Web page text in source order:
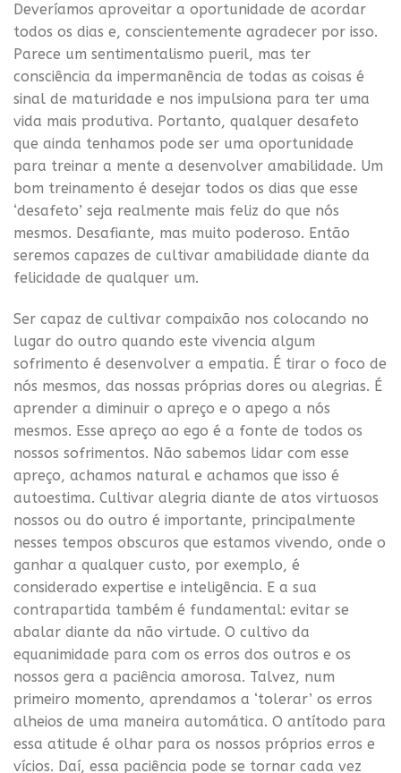
Deveríamos aproveitar a oportunidade de acordar
todos os dias e, conscientemente agradecer por isso.
Parece um sentimentalismo pueril, mas ter
consciência da impermanência de todas as coisas é
sinal de maturidade e nos impulsiona para ter uma
vida mais produtiva. Portanto, qualquer desafeto
que ainda tenhamos pode ser uma oportunidade
para treinar a mente a desenvolver amabilidade. Um
bom treinamento é desejar todos os dias que esse
‘desafeto’ seja realmente mais feliz do que nós
mesmos. Desafiante, mas muito poderoso. Então
seremos capazes de cultivar amabilidade diante da
felicidade de qualquer um.
Ser capaz de cultivar compaixão nos colocando no
lugar do outro quando este vivencia algum
sofrimento é desenvolver a empatia. É tirar o foco de
nós mesmos, das nossas próprias dores ou alegrias. É
aprender a diminuir o apreço e o apego a nós
mesmos. Esse apreço ao ego é a fonte de todos os
nossos sofrimentos. Não sabemos lidar com esse
apreço, achamos natural e achamos que isso é
autoestima. Cultivar alegria diante de atos virtuosos
nossos ou do outro é importante, principalmente
nesses tempos obscuros que estamos vivendo, onde o
ganhar a qualquer custo, por exemplo, é
considerado expertise e inteligência. E a sua
contrapartida também é fundamental: evitar se
abalar diante da não virtude. O cultivo da
equanimidade para com os erros dos outros e os
nossos gera a paciência amorosa. Talvez, num
primeiro momento, aprendamos a ‘tolerar’ os erros
alheios de uma maneira automática. O antítodo para
essa atitude é olhar para os nossos próprios erros e
vícios. Daí, essa paciência pode se tornar cada vez